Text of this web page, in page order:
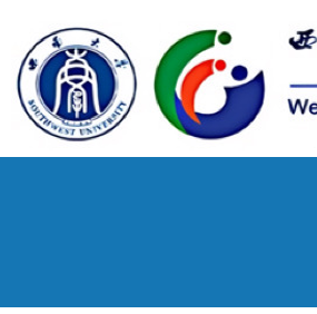
心理与生理评测与促进